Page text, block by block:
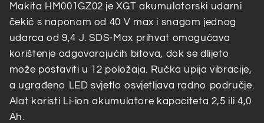
–
Akumulatorski
udarni
HM001GZ02
–
Akumulatorski
udarni
HM001GZ02
Makita HM001GZ02 je XGT akumulatorski udarni
čekić s naponom od 40 V max i snagom jednog
udarca od 9,4 J. SDS-Max prihvat omogućava
korištenje odgovarajućih bitova, dok se dlijeto
može postaviti u 12 položaja. Ručka upija vibracije,
a ugrađeno LED svjetlo osvjetljava radno područje.
Alat koristi Li-ion akumulatore kapaciteta 2,5 ili 4,0
Ah.